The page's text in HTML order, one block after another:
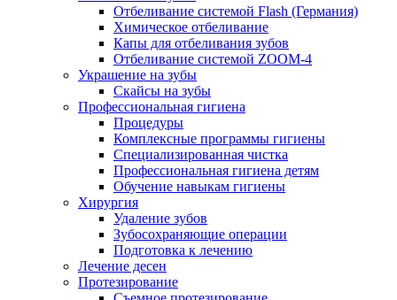
Отбеливание системой Flash (Германия)
Химическое отбеливание
Капы для отбеливания зубов
Отбеливание системой ZOOM-4
Украшение на зубы
Скайсы на зубы
Профессиональная гигиена
Процедуры
Комплексные программы гигиены
Специализированная чистка
Профессиональная гигиена детям
Обучение навыкам гигиены
Хирургия
Удаление зубов
Зубосохраняющие операции
Подготовка к лечению
Лечение десен
Протезирование